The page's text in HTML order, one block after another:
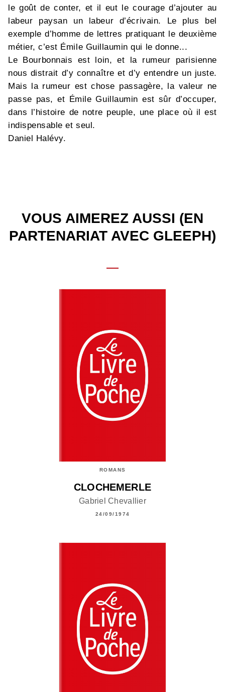
le goût de conter, et il eut le courage d’ajouter au
labeur paysan un labeur d’écrivain. Le plus bel
exemple d’homme de lettres pratiquant le deuxième
métier, c’est Émile Guillaumin qui le donne...
Le Bourbonnais est loin, et la rumeur parisienne
nous distrait d’y connaître et d’y entendre un juste.
Mais la rumeur est chose passagère, la valeur ne
passe pas, et Émile Guillaumin est sûr d’occuper,
dans l’histoire de notre peuple, une place où il est
indispensable et seul.
Daniel Halévy.
VOUS AIMEREZ AUSSI (EN
PARTENARIAT AVEC GLEEPH)
ROMANS
CLOCHEMERLE
Gabriel Chevallier
24/09/1974